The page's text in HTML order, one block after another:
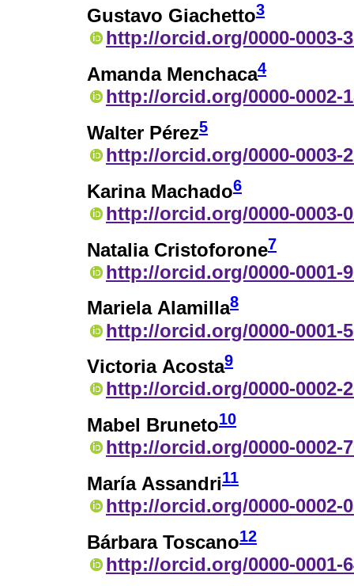
Gustavo Giachetto3
http://orcid.org/0000-0003-
Amanda Menchaca4
http://orcid.org/0000-0002-
Walter Pérez5
http://orcid.org/0000-0003-
Karina Machado6
http://orcid.org/0000-0003-
Natalia Cristoforone7
http://orcid.org/0000-0001-
Mariela Alamilla8
http://orcid.org/0000-0001-
Victoria Acosta9
http://orcid.org/0000-0002-
Mabel Bruneto10
http://orcid.org/0000-0002-
María Assandri11
http://orcid.org/0000-0002-
Bárbara Toscano12
http://orcid.org/0000-0001-